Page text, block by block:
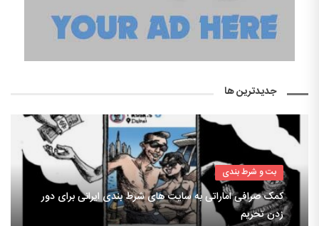
جدیدترین ها
بت و شرط بندی
کمک صرافی اماراتی به سایت های شرط بندی ایرانی برای دور
زدن تحریم